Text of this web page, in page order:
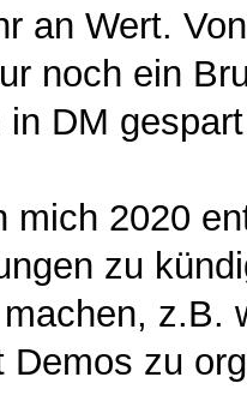
an Wert.
noch ein
DM
mich 2020
zu
z.B.
Demos zu